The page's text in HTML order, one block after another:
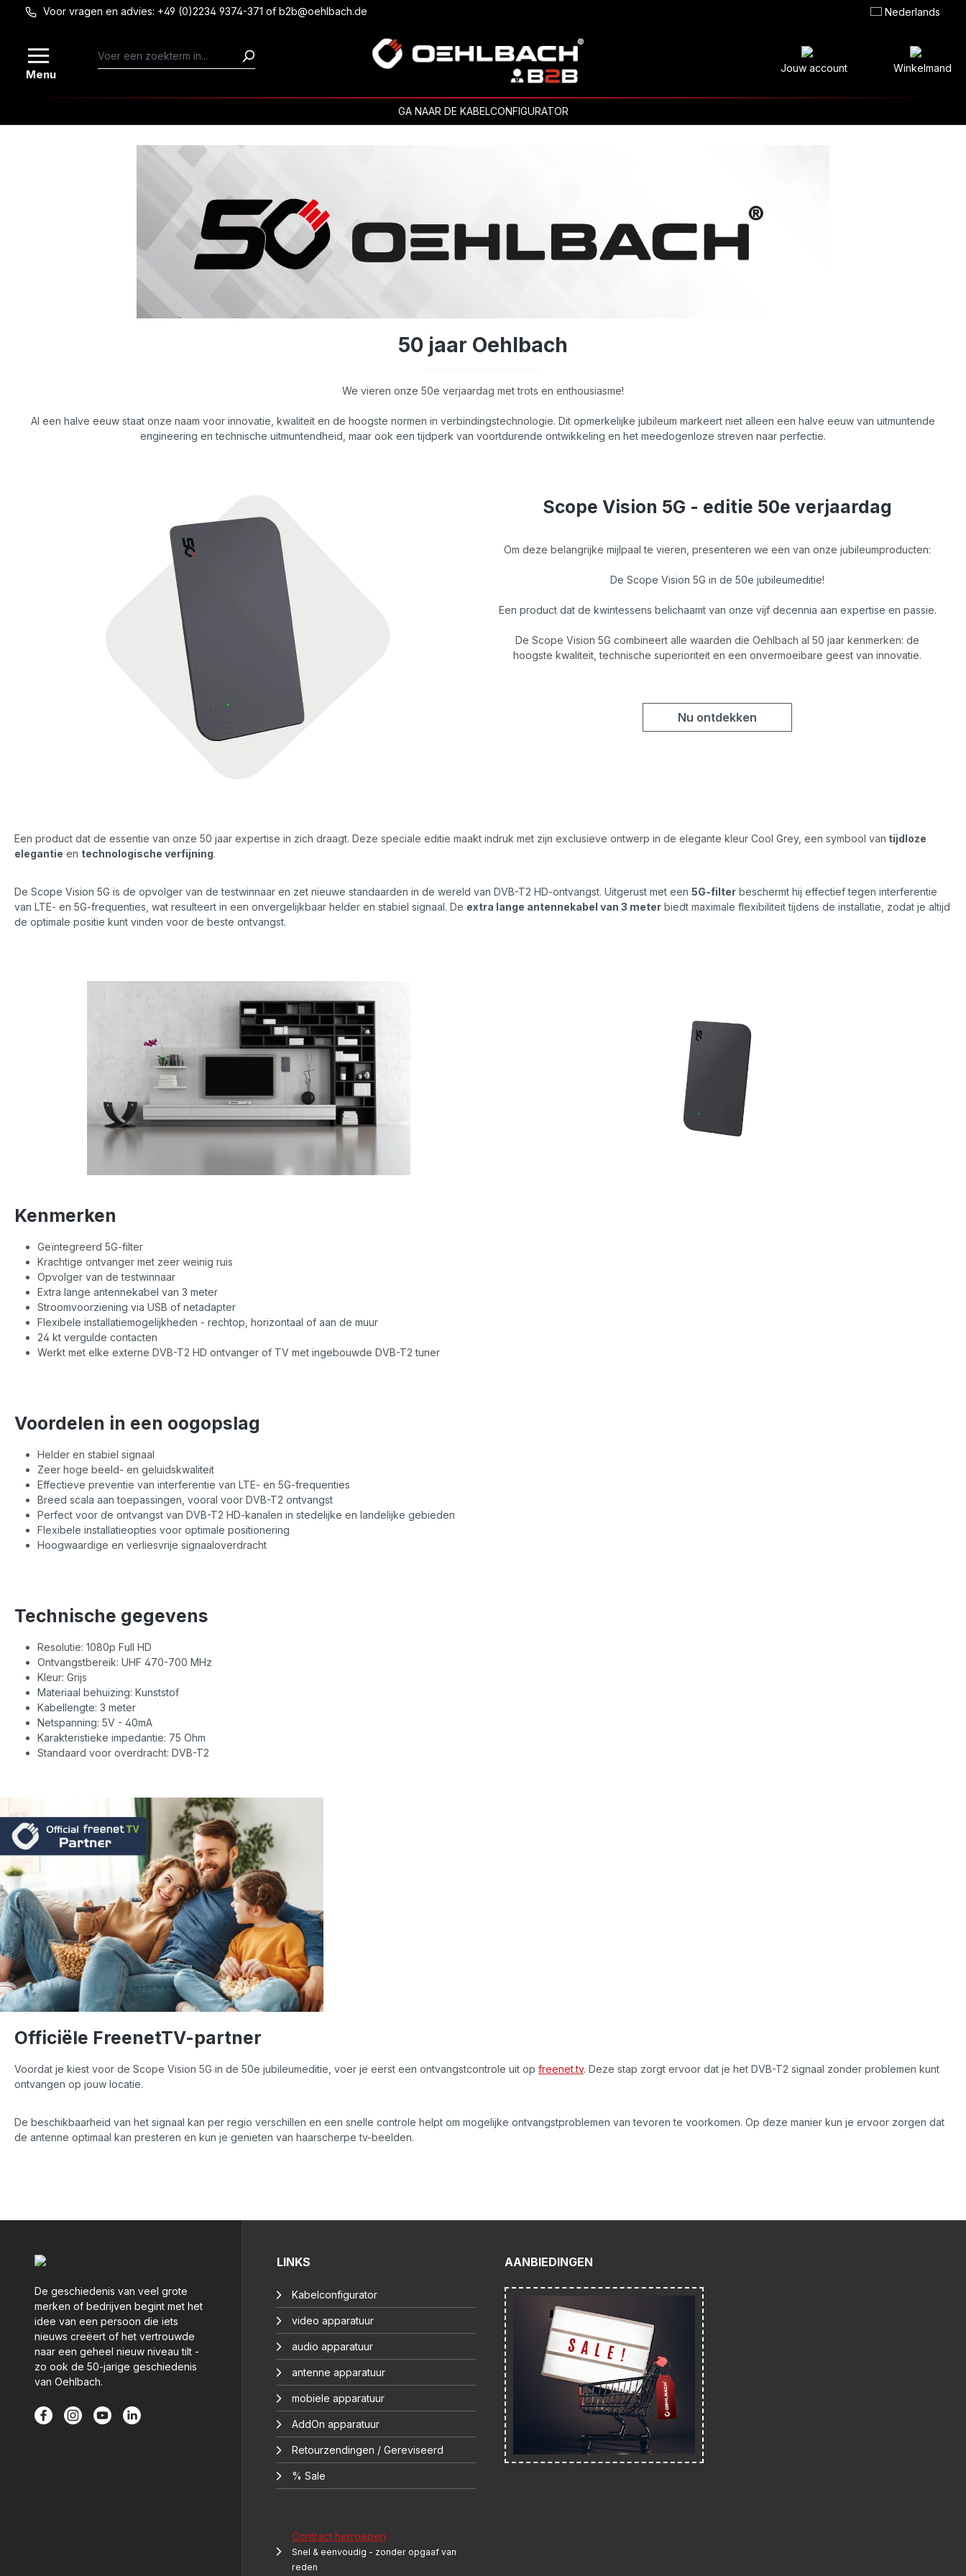
Ga naar de hoofdinhoud
Voor vragen en advies: +49 (0)2234 9374-371 of b2b@oehlbach.de Nederlands
Menu Jouw account Winkelmand
GA NAAR DE KABELCONFIGURATOR
50 jaar Oehlbach
We vieren onze 50e verjaardag met trots en enthousiasme!
Al een halve eeuw staat onze naam voor innovatie, kwaliteit en de hoogste normen in verbindingstechnologie. Dit opmerkelijke jubileum markeert niet alleen een halve eeuw van uitmuntende
engineering en technische uitmuntendheid, maar ook een tijdperk van voortdurende ontwikkeling en het meedogenloze streven naar perfectie.
Scope Vision 5G - editie 50e verjaardag
Om deze belangrijke mijlpaal te vieren, presenteren we een van onze jubileumproducten:
De Scope Vision 5G in de 50e jubileumeditie!
Een product dat de kwintessens belichaamt van onze vijf decennia aan expertise en passie.
De Scope Vision 5G combineert alle waarden die Oehlbach al 50 jaar kenmerken: de
hoogste kwaliteit, technische superioriteit en een onvermoeibare geest van innovatie.
Nu ontdekken
Een product dat de essentie van onze 50 jaar expertise in zich draagt. Deze speciale editie maakt indruk met zijn exclusieve ontwerp in de elegante kleur Cool Grey, een symbool van tijdloze
elegantie en technologische verfijning.
De Scope Vision 5G is de opvolger van de testwinnaar en zet nieuwe standaarden in de wereld van DVB-T2 HD-ontvangst. Uitgerust met een 5G-filter beschermt hij effectief tegen interferentie
van LTE- en 5G-frequenties, wat resulteert in een onvergelijkbaar helder en stabiel signaal. De extra lange antennekabel van 3 meter biedt maximale flexibiliteit tijdens de installatie, zodat je altijd
de optimale positie kunt vinden voor de beste ontvangst.
Kenmerken
Geïntegreerd 5G-filter
Krachtige ontvanger met zeer weinig ruis
Opvolger van de testwinnaar
Extra lange antennekabel van 3 meter
Stroomvoorziening via USB of netadapter
Flexibele installatiemogelijkheden - rechtop, horizontaal of aan de muur
24 kt vergulde contacten
Werkt met elke externe DVB-T2 HD ontvanger of TV met ingebouwde DVB-T2 tuner
Voordelen in een oogopslag
Helder en stabiel signaal
Zeer hoge beeld- en geluidskwaliteit
Effectieve preventie van interferentie van LTE- en 5G-frequenties
Breed scala aan toepassingen, vooral voor DVB-T2 ontvangst
Perfect voor de ontvangst van DVB-T2 HD-kanalen in stedelijke en landelijke gebieden
Flexibele installatieopties voor optimale positionering
Hoogwaardige en verliesvrije signaaloverdracht
Technische gegevens
Resolutie: 1080p Full HD
Ontvangstbereik: UHF 470-700 MHz
Kleur: Grijs
Materiaal behuizing: Kunststof
Kabellengte: 3 meter
Netspanning: 5V - 40mA
Karakteristieke impedantie: 75 Ohm
Standaard voor overdracht: DVB-T2
Officiële FreenetTV-partner
Voordat je kiest voor de Scope Vision 5G in de 50e jubileumeditie, voer je eerst een ontvangstcontrole uit op freenet.tv. Deze stap zorgt ervoor dat je het DVB-T2 signaal zonder problemen kunt
ontvangen op jouw locatie.
De beschikbaarheid van het signaal kan per regio verschillen en een snelle controle helpt om mogelijke ontvangstproblemen van tevoren te voorkomen. Op deze manier kun je ervoor zorgen dat
de antenne optimaal kan presteren en kun je genieten van haarscherpe tv-beelden.
De geschiedenis van veel grote
merken of bedrijven begint met het
idee van een persoon die iets
nieuws creëert of het vertrouwde
naar een geheel nieuw niveau tilt -
zo ook de 50-jarige geschiedenis
van Oehlbach.
LINKS
Kabelconfigurator
video apparatuur
audio apparatuur
antenne apparatuur
mobiele apparatuur
AddOn apparatuur
Retourzendingen / Gereviseerd
% Sale
Contract herroepen
Snel & eenvoudig - zonder opgaaf van
reden
AANBIEDINGEN